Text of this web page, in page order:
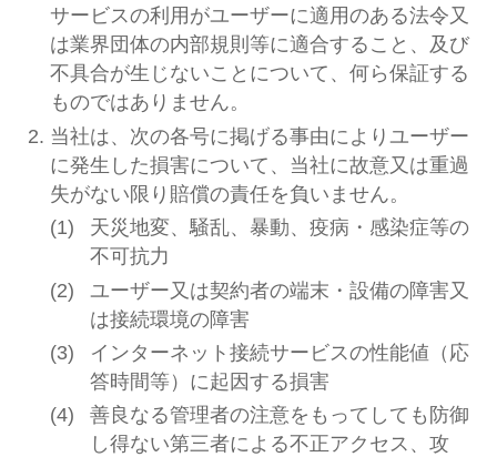
サービスの利用がユーザーに適用のある法令又
は業界団体の内部規則等に適合すること、及び
不具合が生じないことについて、何ら保証する
ものではありません。
当社は、次の各号に掲げる事由によりユーザー
に発生した損害について、当社に故意又は重過
失がない限り賠償の責任を負いません。
天災地変、騒乱、暴動、疫病・感染症等の
不可抗力
ユーザー又は契約者の端末・設備の障害又
は接続環境の障害
インターネット接続サービスの性能値（応
答時間等）に起因する損害
善良なる管理者の注意をもってしても防御
し得ない第三者による不正アクセス、攻